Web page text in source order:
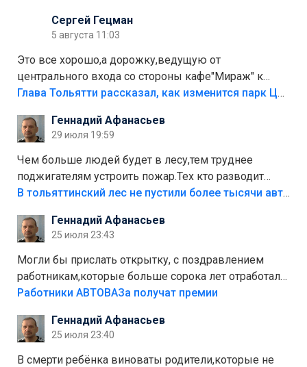
Сергей Гецман
5 августа 11:03
Это все хорошо,а дорожку,ведущую от
центрального входа со стороны кафе"Мираж" к
аттракционам слабо доделать?А то бордюры
лежала в парке и испортилась.Да еще,видимо,часть
украли.
Глава Тольятти рассказал, как изменится парк Центрального района
Геннадий Афанасьев
29 июля 19:59
Чем больше людей будет в лесу,тем труднее
поджигателям устроить пожар.Тех кто разводит
костры,тех надо безбожно штрафовать.Камер полно
Штрафы мизерные.
В тольяттинский лес не пустили более тысячи автомобилей
Геннадий Афанасьев
25 июля 23:43
Могли бы прислать открытку, с поздравлением
работникам,которые больше сорока лет отработали
на предприятии.
Работники АВТОВАЗа получат премии
Геннадий Афанасьев
25 июля 23:40
В смерти ребёнка виноваты родители,которые не